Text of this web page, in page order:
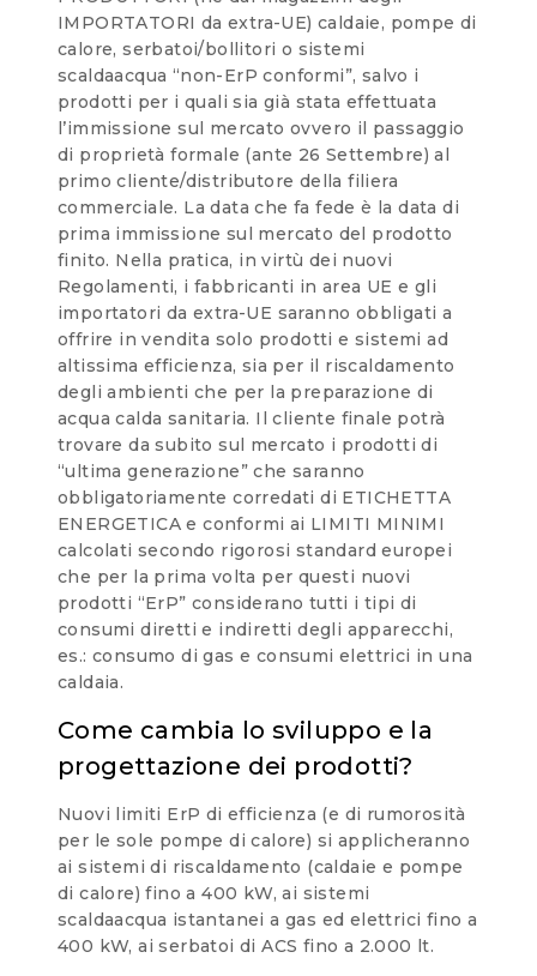
IMPORTATORI da extra-UE) caldaie, pompe di
calore, serbatoi/bollitori o sistemi
scaldaacqua “non-ErP conformi”, salvo i
prodotti per i quali sia già stata effettuata
l’immissione sul mercato ovvero il passaggio
di proprietà formale (ante 26 Settembre) al
primo cliente/distributore della filiera
commerciale. La data che fa fede è la data di
prima immissione sul mercato del prodotto
finito. Nella pratica, in virtù dei nuovi
Regolamenti, i fabbricanti in area UE e gli
importatori da extra-UE saranno obbligati a
offrire in vendita solo prodotti e sistemi ad
altissima efficienza, sia per il riscaldamento
degli ambienti che per la preparazione di
acqua calda sanitaria. Il cliente finale potrà
trovare da subito sul mercato i prodotti di
“ultima generazione” che saranno
obbligatoriamente corredati di ETICHETTA
ENERGETICA e conformi ai LIMITI MINIMI
calcolati secondo rigorosi standard europei
che per la prima volta per questi nuovi
prodotti “ErP” considerano tutti i tipi di
consumi diretti e indiretti degli apparecchi,
es.: consumo di gas e consumi elettrici in una
caldaia.
Come cambia lo sviluppo e la
progettazione dei prodotti?
Nuovi limiti ErP di efficienza (e di rumorosità
per le sole pompe di calore) si applicheranno
ai sistemi di riscaldamento (caldaie e pompe
di calore) fino a 400 kW, ai sistemi
scaldaacqua istantanei a gas ed elettrici fino a
400 kW, ai serbatoi di ACS fino a 2.000 lt.